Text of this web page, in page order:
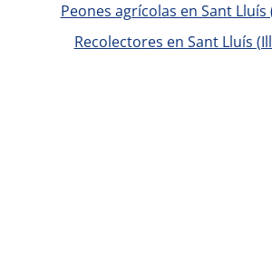
Peones agrícolas en Sant Lluís
Recolectores en Sant Lluís